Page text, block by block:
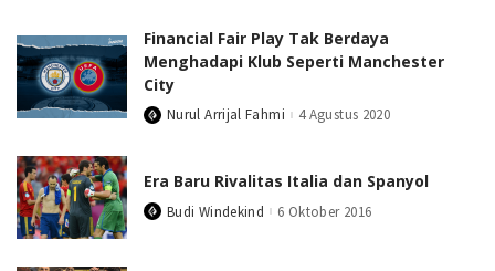
Financial Fair Play Tak Berdaya
Menghadapi Klub Seperti Manchester
City
PostedNurul Arrijal Fahmi 4 Agustus 2020
Era Baru Rivalitas Italia dan Spanyol
PostedBudi Windekind 6 Oktober 2016